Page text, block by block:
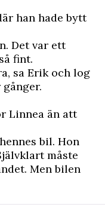
han hade bytt
Det var ett
fint.
sa Erik och log
Linnea än att
bil. Hon
måste
Men bilen